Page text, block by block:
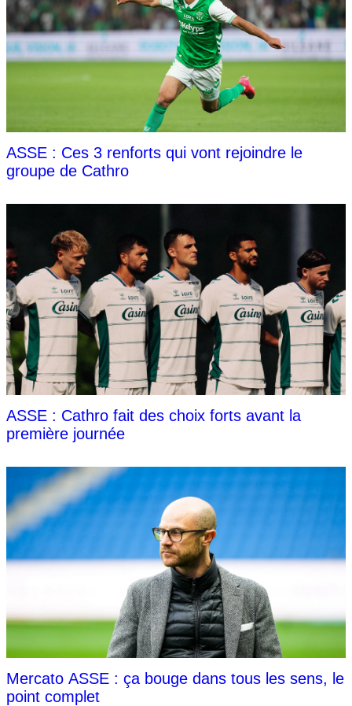
ASSE : Ces 3 renforts qui vont rejoindre le
groupe de Cathro
ASSE : Cathro fait des choix forts avant la
première journée
Mercato ASSE : ça bouge dans tous les sens, le
point complet